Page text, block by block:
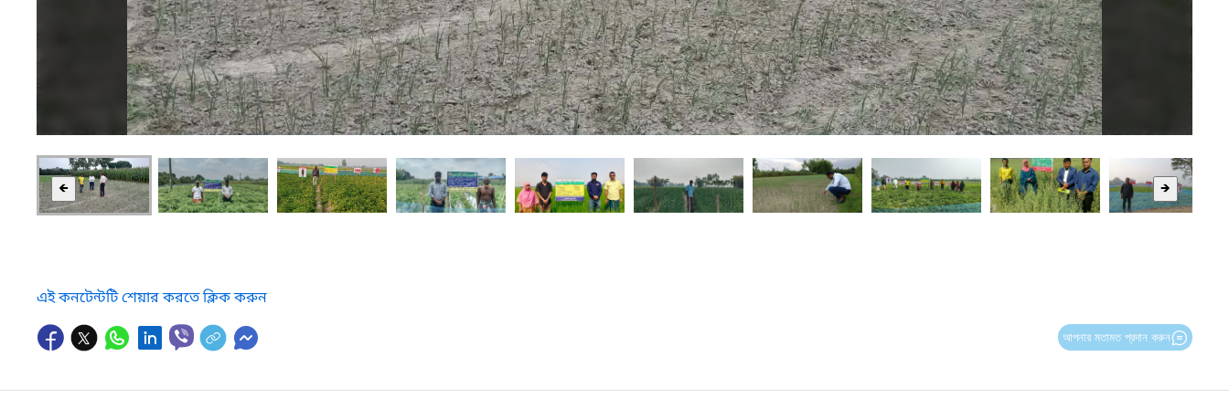
🡸 🡺
এই কনটেন্টটি শেয়ার করতে ক্লিক করুন
আপনার মতামত প্রদান করুন